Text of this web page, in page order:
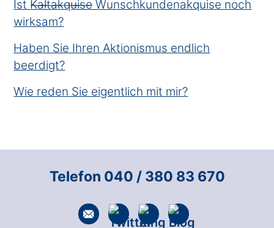
Ist K̶a̶l̶t̶a̶k̶q̶u̶i̶s̶e̶ Wunschkundenakquise noch
wirksam?
Haben Sie Ihren Aktionismus endlich
beerdigt?
Wie reden Sie eigentlich mit mir?
Telefon 040 / 380 83 670